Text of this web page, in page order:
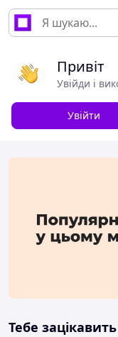
Привіт
Увійди і
Увійти
Тебе зацікавить